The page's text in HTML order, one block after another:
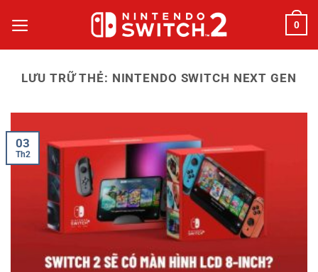
qua
nội
0
LƯU TRỮ THẺ: NINTENDO SWITCH NEXT GEN
03
Th2